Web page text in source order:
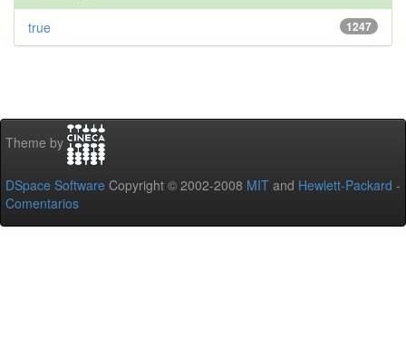
1247
true
Theme by
DSpace Software Copyright © 2002-2008 MIT and Hewlett-Packard -
Comentarios